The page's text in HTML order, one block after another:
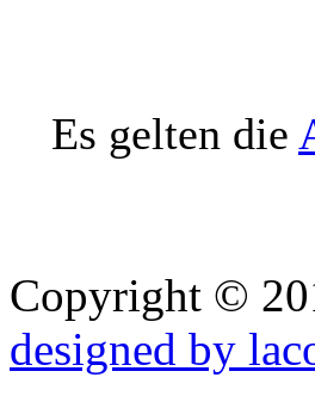
Es gelten die
Copyright ©
designed by